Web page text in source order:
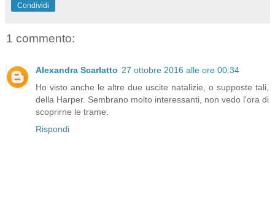
Condividi
1 commento:
Alexandra Scarlatto 27 ottobre 2016 alle ore 00:34
Ho visto anche le altre due uscite natalizie, o supposte tali,
della Harper. Sembrano molto interessanti, non vedo l'ora di
scoprirne le trame.
Rispondi